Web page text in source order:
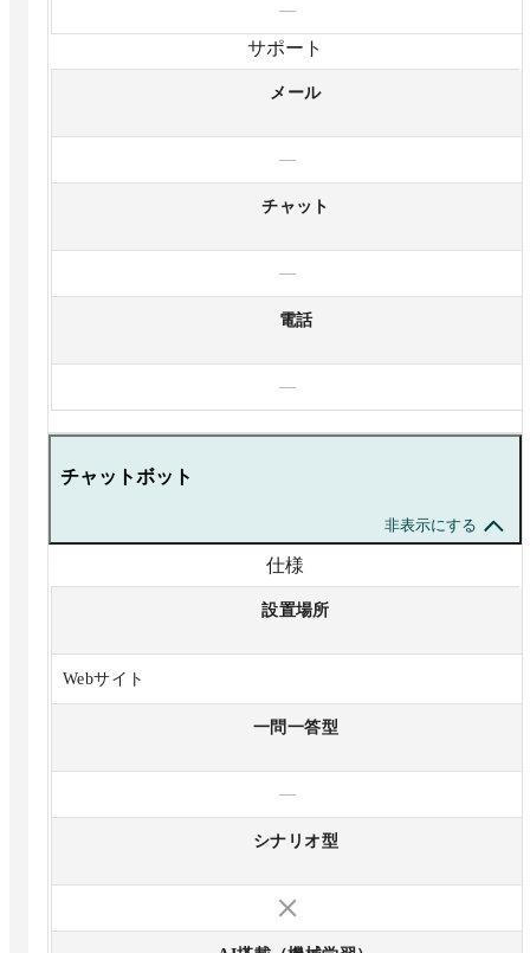
—
サポート
メール
—
チャット
—
電話
—
チャットボット
非表示にする
仕様
設置場所
Webサイト
一問一答型
—
シナリオ型